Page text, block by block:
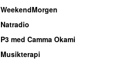
WeekendMorgen
Natradio
P3 med Camma Okami
Musikterapi